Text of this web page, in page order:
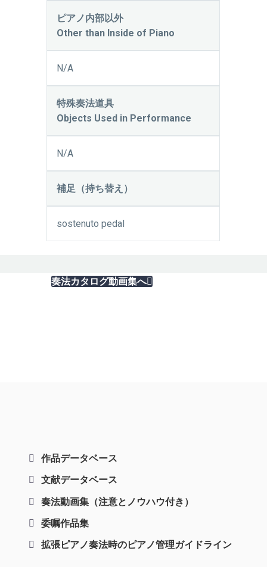
ピアノ内部以外
Other than Inside of Piano
N/A
特殊奏法道具
Objects Used in Performance
N/A
補足（持ち替え）
sostenuto pedal
奏法カタログ動画集へ
作品データベース
文献データベース
奏法動画集（注意とノウハウ付き）
委嘱作品集
拡張ピアノ奏法時のピアノ管理ガイドライン